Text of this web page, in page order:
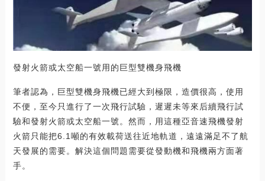
發射火箭或太空船一號用的巨型雙機身飛機
筆者認為，巨型雙機身飛機已經大到極限，造價很高，使用
不便，至今只進行了一次飛行試驗，遲遲未等來后續飛行試
驗和發射火箭或太空船一號。然而，用這種亞音速飛機發射
火箭只能把6.1噸的有效載荷送往近地軌道，遠遠滿足不了航
天發展的需要。解決這個問題需要從發動機和飛機兩方面著
手。